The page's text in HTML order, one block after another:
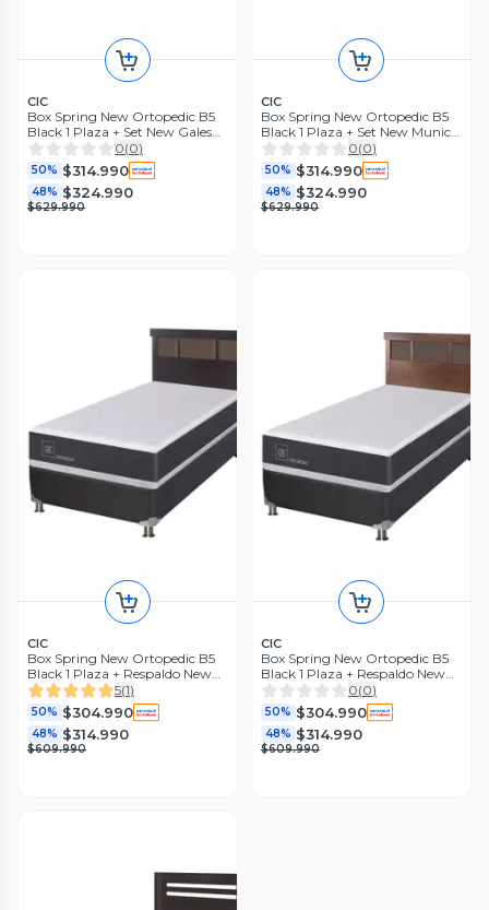
CIC
Box Spring New Ortopedic B5
Black 1 Plaza + Set New Gales
Sin Textil
0(0)
50% $314.990
48% $324.990
$629.990
CIC
Box Spring New Ortopedic B5
Black 1 Plaza + Set New Munich
Sin Textil
0(0)
50% $314.990
48% $324.990
$629.990
CIC
Box Spring New Ortopedic B5
Black 1 Plaza + Respaldo New
Dublin Chocolate Sin Textil
5(1)
50% $304.990
48% $314.990
$609.990
CIC
Box Spring New Ortopedic B5
Black 1 Plaza + Respaldo New
Dublin Caramelo Sin Textil
0(0)
50% $304.990
48% $314.990
$609.990